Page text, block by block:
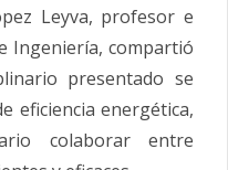
Leyva, profesor e
Ingeniería, compartió
presentado se
eficiencia energética,
colaborar entre